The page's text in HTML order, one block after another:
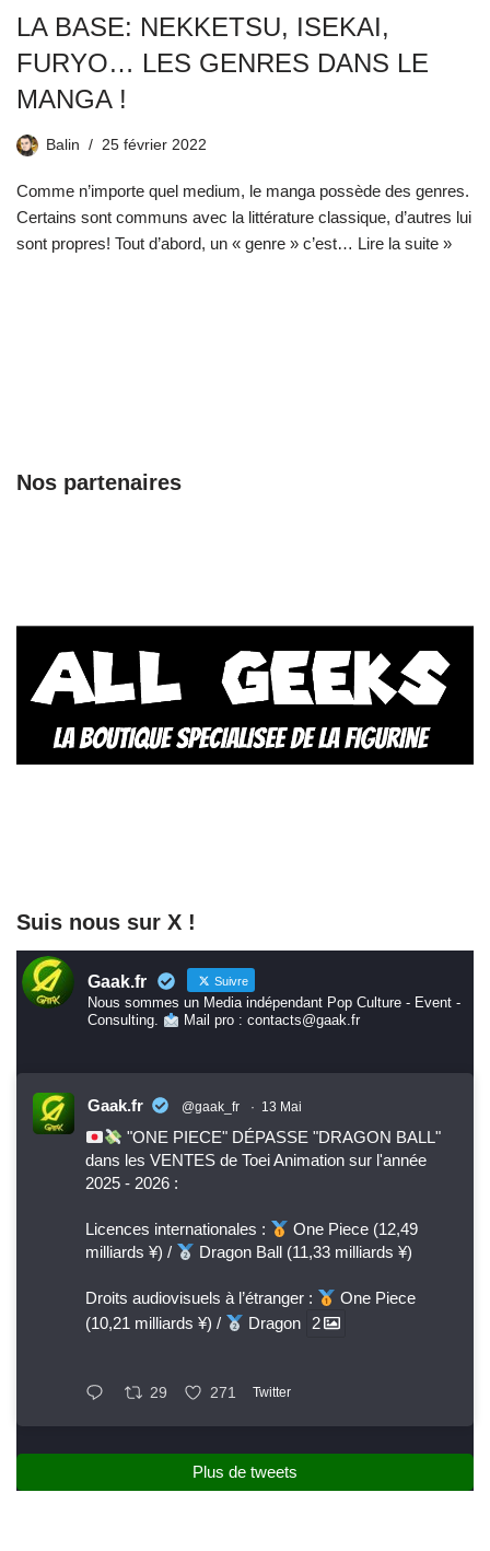
LA BASE: NEKKETSU, ISEKAI,
FURYO… LES GENRES DANS LE
MANGA !
Balin 25 février 2022
Comme n’importe quel medium, le manga possède des genres.
Certains sont communs avec la littérature classique, d’autres lui
sont propres! Tout d’abord, un « genre » c’est… Lire la suite »
Nos partenaires
Suis nous sur X !
Gaak.fr Suivre
Nous sommes un Media indépendant Pop Culture - Event -
Consulting.
Mail pro : contacts@gaak.fr
Gaak.fr @gaak_fr · 13 Mai
"ONE PIECE" DÉPASSE "DRAGON BALL"
dans les VENTES de Toei Animation sur l'année
2025 - 2026 :
Licences internationales :
One Piece (12,49
milliards ¥) /
Dragon Ball (11,33 milliards ¥)
Droits audiovisuels à l’étranger :
One Piece
(10,21 milliards ¥) /
Dragon 2
29 271 Twitter
Plus de tweets